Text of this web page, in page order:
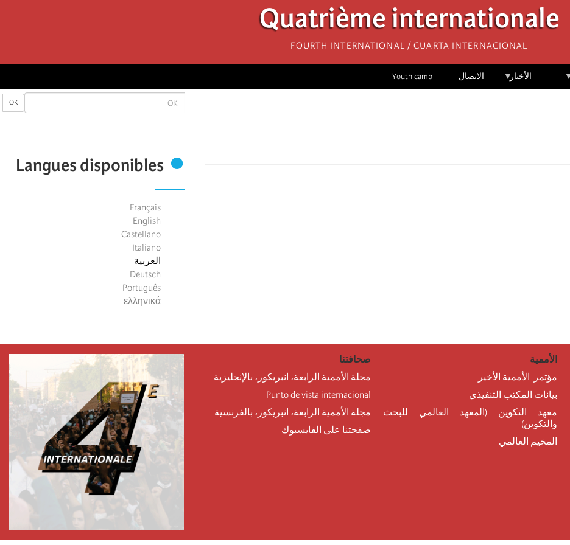
Quatrième internationale
Fourth International / Cuarta Internacional
الأخبار الاتصال Youth camp
OK
OK
Langues disponibles
Français
English
Castellano
Italiano
العربية
Deutsch
Português
ελληνικά
صحافتنا
مجلة الأممية الرابعة، انبريكور، بالإنجليزية
Punto de vista internacional
مجلة الأممية الرابعة، انبريكور، بالفرنسية
صفحتنا على الفايسبوك
الأممية
مؤتمر الأممية الأخير
بيانات المكتب التنفيذي
معهد التكوين (المعهد العالمي للبحث
والتكوين)
المخيم العالمي